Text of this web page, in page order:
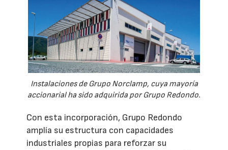
Instalaciones de Grupo Norclamp, cuya mayoría
accionarial ha sido adquirida por Grupo Redondo.
Con esta incorporación, Grupo Redondo
amplía su estructura con capacidades
industriales propias para reforzar su